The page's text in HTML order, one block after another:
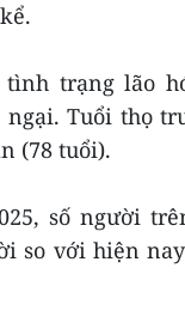
trạng lão
ngại. Tuổi thọ
(78 tuổi).
số người
so với hiện